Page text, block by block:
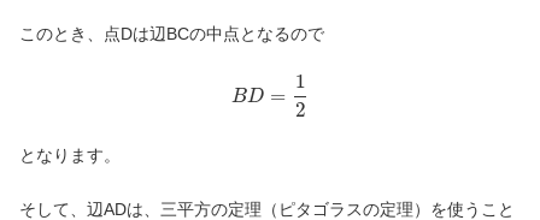
このとき、点Dは辺BCの中点となるので
BD =
1
2
となります。
そして、辺ADは、三平方の定理（ピタゴラスの定理）を使うこと